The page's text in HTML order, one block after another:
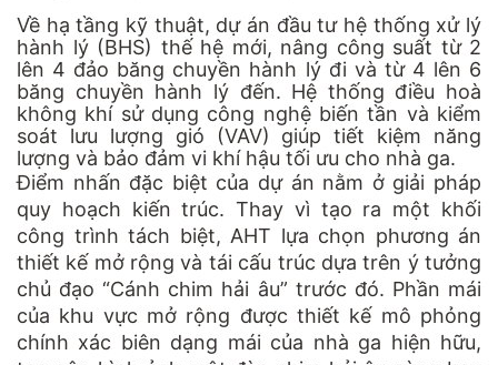
Về hạ tầng kỹ thuật, dự án đầu tư hệ thống xử lý
hành lý (BHS) thế hệ mới, nâng công suất từ 2
lên 4 đảo băng chuyền hành lý đi và từ 4 lên 6
băng chuyền hành lý đến. Hệ thống điều hoà
không khí sử dụng công nghệ biến tần và kiểm
soát lưu lượng gió (VAV) giúp tiết kiệm năng
lượng và bảo đảm vi khí hậu tối ưu cho nhà ga.
Điểm nhấn đặc biệt của dự án nằm ở giải pháp
quy hoạch kiến trúc. Thay vì tạo ra một khối
công trình tách biệt, AHT lựa chọn phương án
thiết kế mở rộng và tái cấu trúc dựa trên ý tưởng
chủ đạo “Cánh chim hải âu” trước đó. Phần mái
của khu vực mở rộng được thiết kế mô phỏng
chính xác biên dạng mái của nhà ga hiện hữu,